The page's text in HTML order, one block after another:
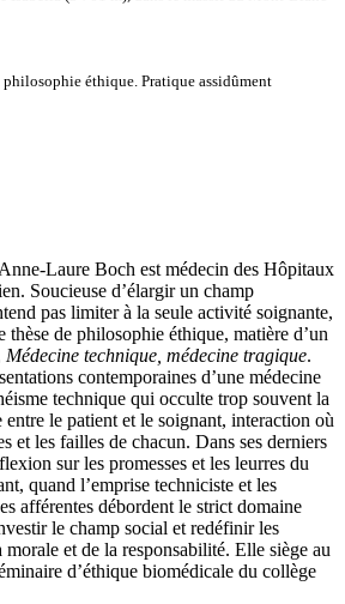
d’
Albéric d’
Mario
de
de
Bruneau Virginie
éthique. Pratique assidûment
Laure Boch est médecin des Hôpitaux
Soucieuse d’élargir un champ
pas limiter à la seule activité soignante,
thèse de philosophie éthique, matière d’un
Médecine technique, médecine tragique.
contemporaines d’une médecine
technique qui occulte trop souvent la
le patient et le soignant, interaction où
et les failles de chacun. Dans ses derniers
sur les promesses et les leurres du
quand l’emprise techniciste et les
afférentes débordent le strict domaine
le champ social et redéfinir les
et de la responsabilité. Elle siège au
d’éthique biomédicale du collège